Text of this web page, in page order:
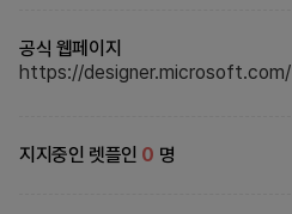
공식 웹페이지
https://designer.microsoft.com/
지지중인 렛플인 0 명